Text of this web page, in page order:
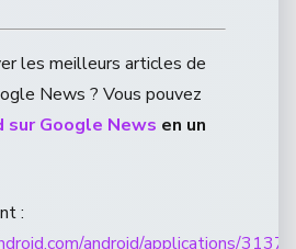
les meilleurs articles de
News ? Vous pouvez
sur Google News en un
:
android/applications/